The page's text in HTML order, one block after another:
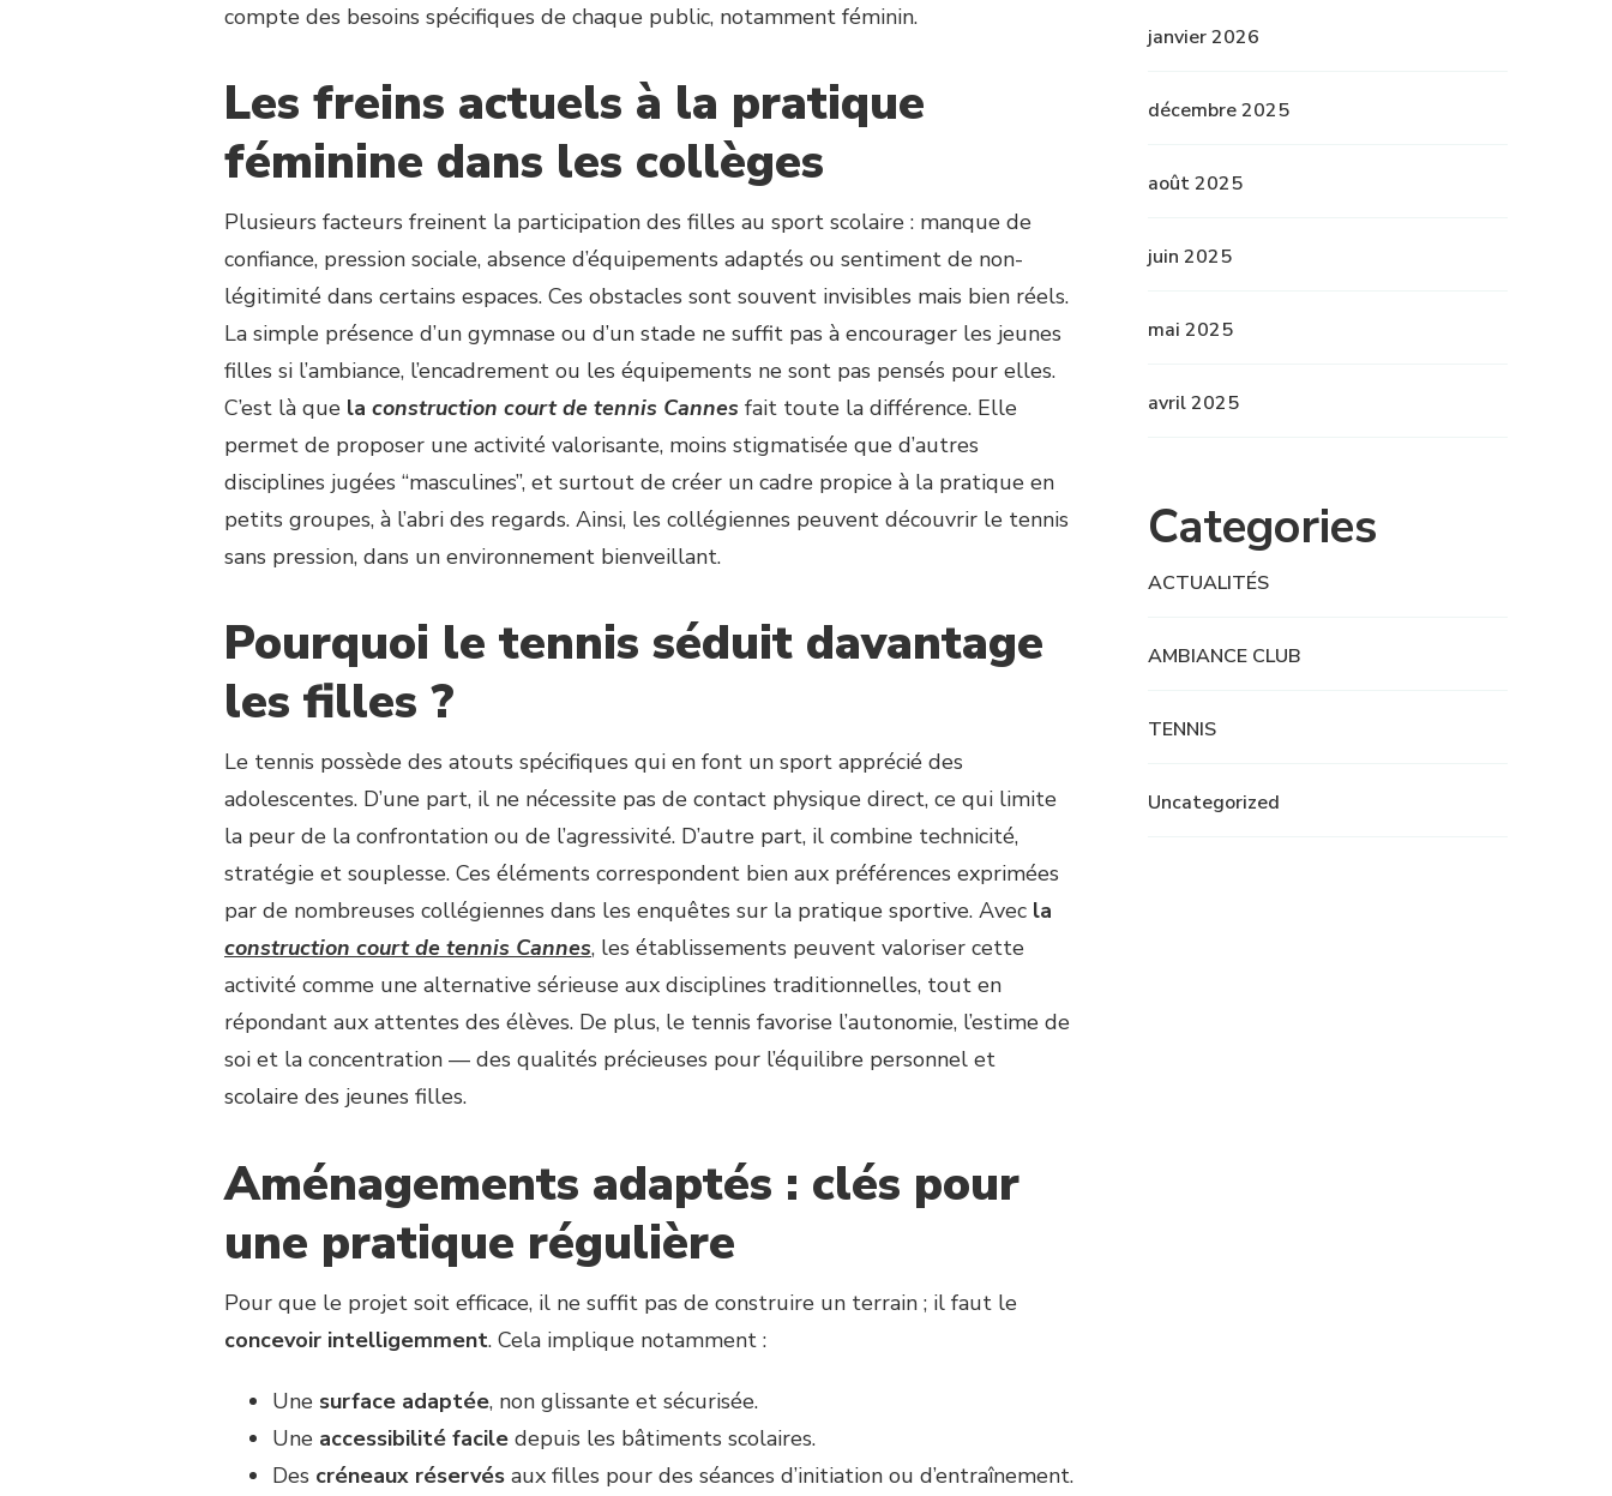
compte des besoins spécifiques de chaque public, notamment féminin.
Les freins actuels à la pratique
féminine dans les collèges
Plusieurs facteurs freinent la participation des filles au sport scolaire : manque de
confiance, pression sociale, absence d’équipements adaptés ou sentiment de non-
légitimité dans certains espaces. Ces obstacles sont souvent invisibles mais bien réels.
La simple présence d’un gymnase ou d’un stade ne suffit pas à encourager les jeunes
filles si l’ambiance, l’encadrement ou les équipements ne sont pas pensés pour elles.
C’est là que la construction court de tennis Cannes fait toute la différence. Elle
permet de proposer une activité valorisante, moins stigmatisée que d’autres
disciplines jugées “masculines”, et surtout de créer un cadre propice à la pratique en
petits groupes, à l’abri des regards. Ainsi, les collégiennes peuvent découvrir le tennis
sans pression, dans un environnement bienveillant.
Pourquoi le tennis séduit davantage
les filles ?
Le tennis possède des atouts spécifiques qui en font un sport apprécié des
adolescentes. D’une part, il ne nécessite pas de contact physique direct, ce qui limite
la peur de la confrontation ou de l’agressivité. D’autre part, il combine technicité,
stratégie et souplesse. Ces éléments correspondent bien aux préférences exprimées
par de nombreuses collégiennes dans les enquêtes sur la pratique sportive. Avec la
construction court de tennis Cannes, les établissements peuvent valoriser cette
activité comme une alternative sérieuse aux disciplines traditionnelles, tout en
répondant aux attentes des élèves. De plus, le tennis favorise l’autonomie, l’estime de
soi et la concentration — des qualités précieuses pour l’équilibre personnel et
scolaire des jeunes filles.
Aménagements adaptés : clés pour
une pratique régulière
Pour que le projet soit efficace, il ne suffit pas de construire un terrain ; il faut le
concevoir intelligemment. Cela implique notamment :
Une surface adaptée, non glissante et sécurisée.
Une accessibilité facile depuis les bâtiments scolaires.
Des créneaux réservés aux filles pour des séances d’initiation ou d’entraînement.
janvier 2026
décembre 2025
août 2025
juin 2025
mai 2025
avril 2025
Categories
ACTUALITÉS
AMBIANCE CLUB
TENNIS
Uncategorized